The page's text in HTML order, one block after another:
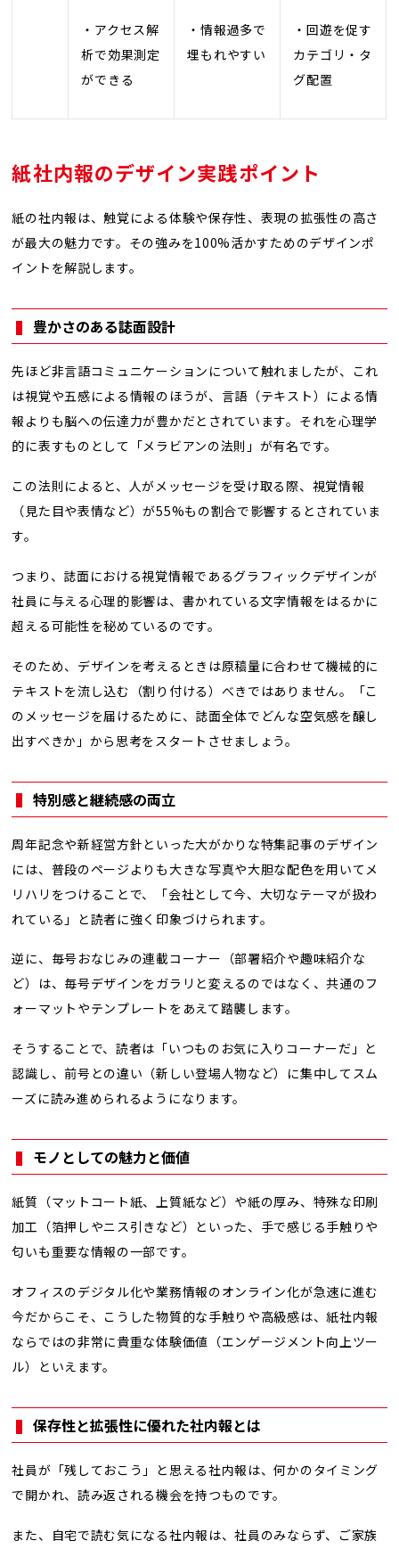
・アクセス解
析で効果測定
ができる
・情報過多で
埋もれやすい
・回遊を促す
カテゴリ・タ
グ配置
紙社内報のデザイン実践ポイント
紙の社内報は、触覚による体験や保存性、表現の拡張性の高さ
が最大の魅力です。その強みを100%活かすためのデザインポ
イントを解説します。
豊かさのある誌面設計
先ほど非言語コミュニケーションについて触れましたが、これ
は視覚や五感による情報のほうが、言語（テキスト）による情
報よりも脳への伝達力が豊かだとされています。それを心理学
的に表すものとして「メラビアンの法則」が有名です。
この法則によると、人がメッセージを受け取る際、視覚情報
（見た目や表情など）が55%もの割合で影響するとされていま
す。
つまり、誌面における視覚情報であるグラフィックデザインが
社員に与える心理的影響は、書かれている文字情報をはるかに
超える可能性を秘めているのです。
そのため、デザインを考えるときは原稿量に合わせて機械的に
テキストを流し込む（割り付ける）べきではありません。「こ
のメッセージを届けるために、誌面全体でどんな空気感を醸し
出すべきか」から思考をスタートさせましょう。
特別感と継続感の両立
周年記念や新経営方針といった大がかりな特集記事のデザイン
には、普段のページよりも大きな写真や大胆な配色を用いてメ
リハリをつけることで、「会社として今、大切なテーマが扱わ
れている」と読者に強く印象づけられます。
逆に、毎号おなじみの連載コーナー（部署紹介や趣味紹介な
ど）は、毎号デザインをガラリと変えるのではなく、共通のフ
ォーマットやテンプレートをあえて踏襲します。
そうすることで、読者は「いつものお気に入りコーナーだ」と
認識し、前号との違い（新しい登場人物など）に集中してスム
ーズに読み進められるようになります。
モノとしての魅力と価値
紙質（マットコート紙、上質紙など）や紙の厚み、特殊な印刷
加工（箔押しやニス引きなど）といった、手で感じる手触りや
匂いも重要な情報の一部です。
オフィスのデジタル化や業務情報のオンライン化が急速に進む
今だからこそ、こうした物質的な手触りや高級感は、紙社内報
ならではの非常に貴重な体験価値（エンゲージメント向上ツー
ル）といえます。
保存性と拡張性に優れた社内報とは
社員が「残しておこう」と思える社内報は、何かのタイミング
で開かれ、読み返される機会を持つものです。
また、自宅で読む気になる社内報は、社員のみならず、ご家族